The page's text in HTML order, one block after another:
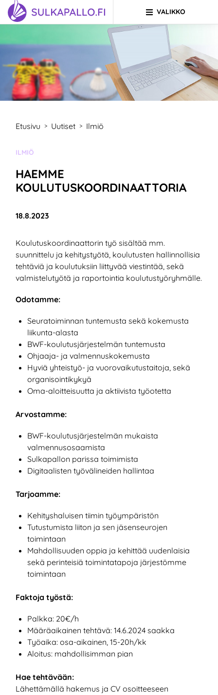
Siirry sivun sisältöön
SIIRRY ETUSIVULLE
VALIKKO
Etusivu > Uutiset > Ilmiö
KATEGORIA:
ILMIÖ
HAEMME
KOULUTUSKOORDINAATTORIA
Julkaistu:
18.8.2023
Koulutuskoordinaattorin työ sisältää mm.
suunnittelu ja kehitystyötä, koulutusten hallinnollisia
tehtäviä ja koulutuksiin liittyvää viestintää, sekä
valmistelutyötä ja raportointia koulutustyöryhmälle.
Odotamme:
Seuratoiminnan tuntemusta sekä kokemusta
liikunta-alasta
BWF-koulutusjärjestelmän tuntemusta
Ohjaaja- ja valmennuskokemusta
Hyviä yhteistyö- ja vuorovaikutustaitoja, sekä
organisointikykyä
Oma-aloitteisuutta ja aktiivista työotetta
Arvostamme:
BWF-koulutusjärjestelmän mukaista
valmennusosaamista
Sulkapallon parissa toimimista
Digitaalisten työvälineiden hallintaa
Tarjoamme:
Kehityshaluisen tiimin työympäristön
Tutustumista liiton ja sen jäsenseurojen
toimintaan
Mahdollisuuden oppia ja kehittää uudenlaisia
sekä perinteisiä toimintatapoja järjestömme
toimintaan
Faktoja työstä:
Palkka: 20€/h
Määräaikainen tehtävä: 14.6.2024 saakka
Työaika: osa-aikainen, 15-20h/kk
Aloitus: mahdollisimman pian
Hae tehtävään:
Lähettämällä hakemus ja CV osoitteeseen